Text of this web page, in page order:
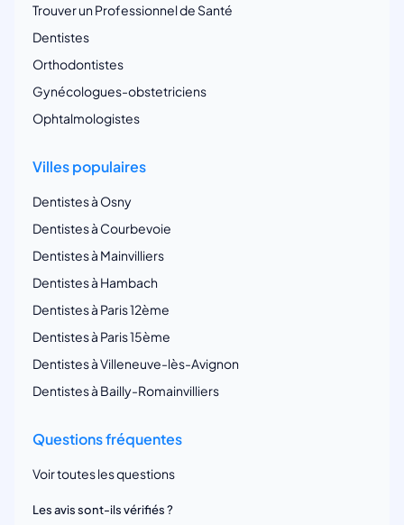
Trouver un Professionnel de Santé
Dentistes
Orthodontistes
Gynécologues-obstetriciens
Ophtalmologistes
Villes populaires
Dentistes à Osny
Dentistes à Courbevoie
Dentistes à Mainvilliers
Dentistes à Hambach
Dentistes à Paris 12ème
Dentistes à Paris 15ème
Dentistes à Villeneuve-lès-Avignon
Dentistes à Bailly-Romainvilliers
Questions fréquentes
Voir toutes les questions
Les avis sont-ils vérifiés ?